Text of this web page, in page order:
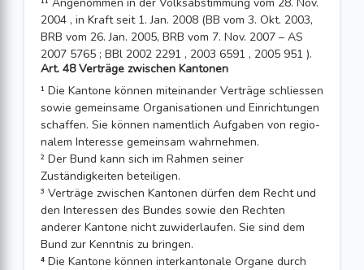
2004 , in Kraft seit 1. Jan. 2008 (BB vom 3. Okt. 2003,
BRB vom 26. Jan. 2005, BRB vom 7. Nov. 2007 – AS
2007 5765 ; BBl 2002 2291 , 2003 6591 , 2005 951 ).
Art. 48 Verträge zwischen Kantonen
¹ Die Kantone können miteinander Verträge schliessen
sowie gemeinsame Organi­sationen und Einrichtungen
schaffen. Sie können namentlich Aufgaben von regio­
nalem Interesse gemeinsam wahrnehmen.
² Der Bund kann sich im Rahmen seiner
Zuständigkeiten beteiligen.
³ Verträge zwischen Kantonen dürfen dem Recht und
den Interessen des Bundes sowie den Rechten
anderer Kantone nicht zuwiderlaufen. Sie sind dem
Bund zur Kenntnis zu bringen.
⁴ Die Kantone können interkantonale Organe durch